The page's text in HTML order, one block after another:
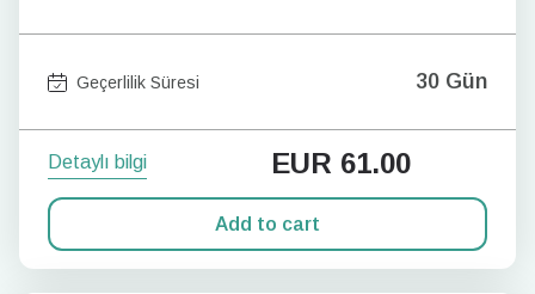
Geçerlilik Süresi 30 Gün
Detaylı bilgi EUR 61.00
Add to cart